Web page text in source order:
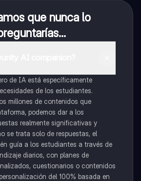
que nunca lo
de IA está específicamente
de los estudiantes.
millones de contenidos que
podemos dar a los
realmente significativas y
se trata solo de respuestas, el
guía a los estudiantes a través de
diarios, con planes de
cuestionarios o contenidos
del 100% basada en